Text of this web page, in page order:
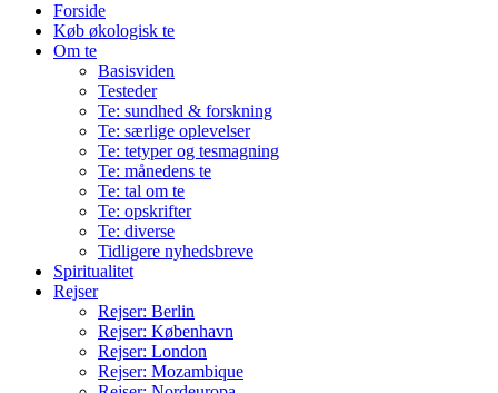
Forside
Køb økologisk te
Om te
Basisviden
Testeder
Te: sundhed & forskning
Te: særlige oplevelser
Te: tetyper og tesmagning
Te: månedens te
Te: tal om te
Te: opskrifter
Te: diverse
Tidligere nyhedsbreve
Spiritualitet
Rejser
Rejser: Berlin
Rejser: København
Rejser: London
Rejser: Mozambique